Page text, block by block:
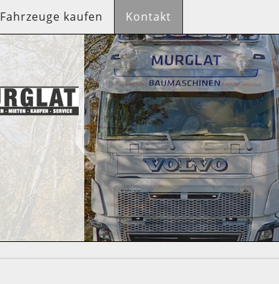
Fahrzeuge kaufen
Kontakt
NUTZFAHRZEUGHANDELUTHLEDE#ses